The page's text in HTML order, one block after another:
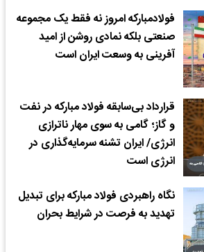
فولادمبارکه امروز نه فقط یک مجموعه
صنعتی بلکه نمادی روشن از امید
آفرینی به وسعت ایران است
قرارداد بی‌سابقه فولاد مبارکه در نفت
و گاز؛ گامی به سوی مهار ناترازی
انرژی/ ایران تشنه سرمایه‌گذاری در
انرژی است
نگاه راهبردی فولاد مبارکه برای تبدیل
تهدید به فرصت در شرایط بحران